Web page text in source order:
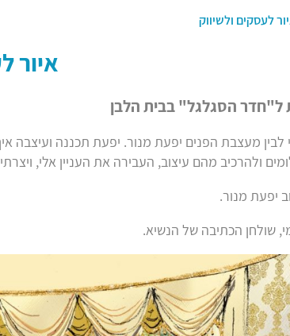
לעסקים ולשיווק
איור
ל"חדר הסגלגל" בבית הלבן
לבין מעצבת הפנים יפעת מנור. יפעת תכננה ועיצבה
ולהרכיב מהם עיצוב, העבירה את העניין אלי,
יפעת מנור.
שולחן הכתיבה של הנשיא.